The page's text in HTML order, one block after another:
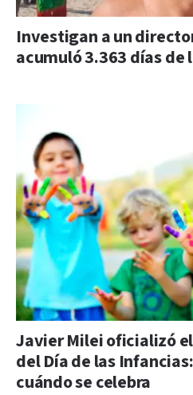
Investigan a un
acumuló 3.363 días de
Javier Milei oficializó
del Día de las
cuándo se celebra